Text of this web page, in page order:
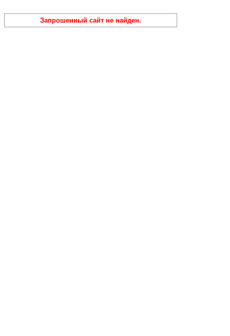
Запрошенный сайт не найден.